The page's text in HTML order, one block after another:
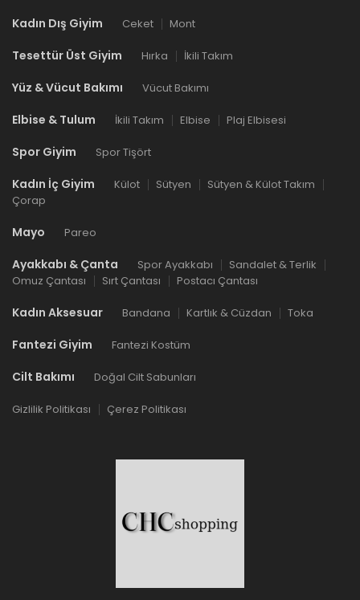
Kadın Dış Giyim Ceket Mont
Tesettür Üst Giyim Hırka İkili Takım
Yüz & Vücut Bakımı Vücut Bakımı
Elbise & Tulum İkili Takım Elbise Plaj Elbisesi
Spor Giyim Spor Tişört
Kadın İç Giyim Külot Sütyen
Sütyen & Külot Takım
Çorap
Mayo Pareo
Ayakkabı & Çanta Spor Ayakkabı
Sandalet & Terlik
Omuz Çantası
Sırt Çantası Postacı Çantası
Kadın Aksesuar Bandana Kartlık & Cüzdan Toka
Fantezi Giyim Fantezi Kostüm
Cilt Bakımı Doğal Cilt Sabunları
Gizlilik Politikası Çerez Politikası